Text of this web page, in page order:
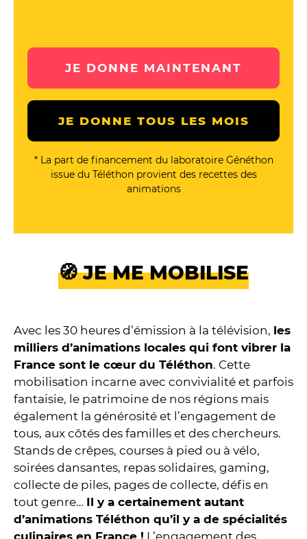
JE DONNE MAINTENANT
JE DONNE TOUS LES MOIS
* La part de financement du laboratoire Généthon
issue du Téléthon provient des recettes des
animations
🧭 JE ME MOBILISE
Avec les 30 heures d’émission à la télévision, les
milliers d’animations locales qui font vibrer la
France sont le cœur du Téléthon. Cette
mobilisation incarne avec convivialité et parfois
fantaisie, le patrimoine de nos régions mais
également la générosité et l’engagement de
tous, aux côtés des familles et des chercheurs.
Stands de crêpes, courses à pied ou à vélo,
soirées dansantes, repas solidaires, gaming,
collecte de piles, pages de collecte, défis en
tout genre… Il y a certainement autant
d’animations Téléthon qu’il y a de spécialités
culinaires en France ! L’engagement des